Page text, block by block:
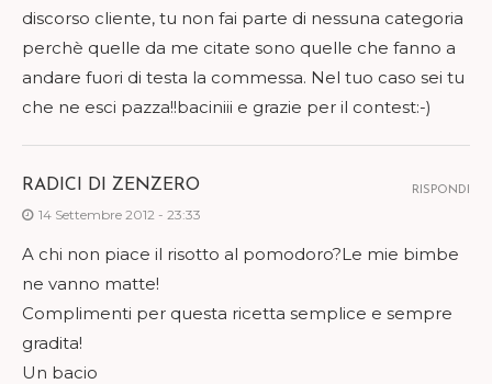
discorso cliente, tu non fai parte di nessuna categoria
perchè quelle da me citate sono quelle che fanno a
andare fuori di testa la commessa. Nel tuo caso sei tu
che ne esci pazza!!baciniii e grazie per il contest:-)
RADICI DI ZENZERO
14 Settembre 2012 - 23:33
A chi non piace il risotto al pomodoro?Le mie bimbe
ne vanno matte!
Complimenti per questa ricetta semplice e sempre
gradita!
Un bacio
RISPONDI